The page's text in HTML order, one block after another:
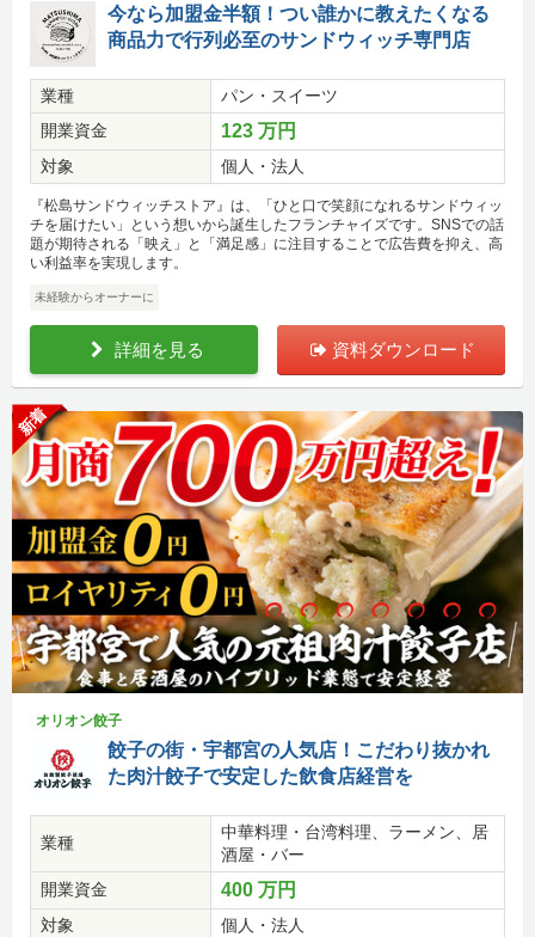
今なら加盟金半額！つい誰かに教えたくなる
商品力で行列必至のサンドウィッチ専門店
業種
パン・スイーツ
開業資金
123 万円
対象 個人・法人
『松島サンドウィッチストア』は、「ひと口で笑顔になれるサンドウィッ
チを届けたい」という想いから誕生したフランチャイズです。SNSでの話
題が期待される「映え」と「満足感」に注目することで広告費を抑え、高
い利益率を実現します。
未経験からオーナーに
詳細を見る 資料ダウンロード
新着
オリオン餃子
餃子の街・宇都宮の人気店！こだわり抜かれ
た肉汁餃子で安定した飲食店経営を
業種
中華料理・台湾料理、ラーメン、居
酒屋・バー
開業資金
400 万円
対象 個人・法人